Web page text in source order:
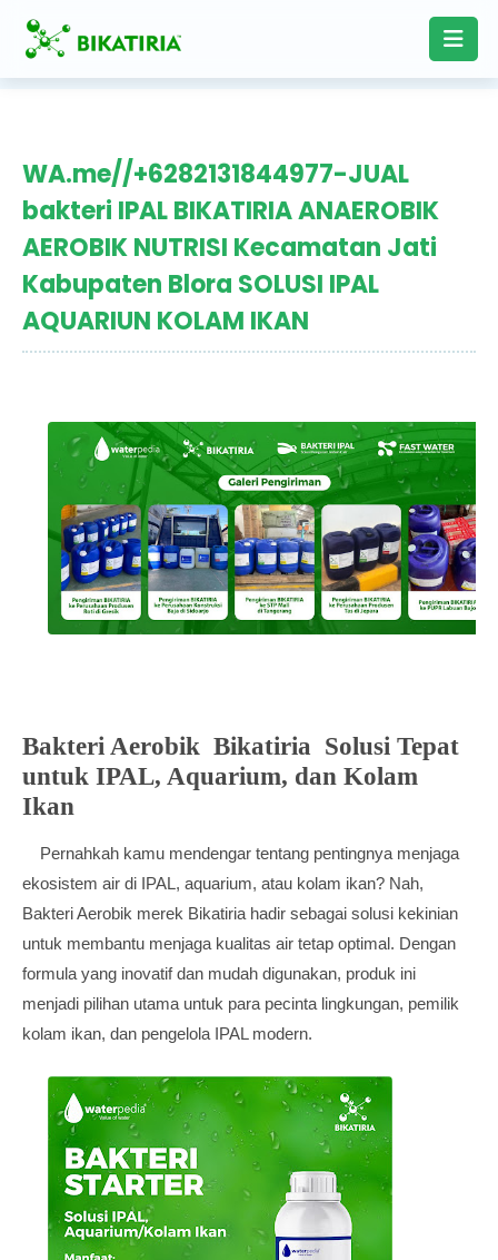
WA.me//+6282131844977-JUAL
bakteri IPAL BIKATIRIA ANAEROBIK
AEROBIK NUTRISI Kecamatan Jati
Kabupaten Blora SOLUSI IPAL
AQUARIUN KOLAM IKAN
Bakteri Aerobik Bikatiria Solusi Tepat
untuk IPAL, Aquarium, dan Kolam
Ikan
Pernahkah kamu mendengar tentang pentingnya menjaga
ekosistem air di IPAL, aquarium, atau kolam ikan? Nah,
Bakteri Aerobik merek Bikatiria hadir sebagai solusi kekinian
untuk membantu menjaga kualitas air tetap optimal. Dengan
formula yang inovatif dan mudah digunakan, produk ini
menjadi pilihan utama untuk para pecinta lingkungan, pemilik
kolam ikan, dan pengelola IPAL modern.